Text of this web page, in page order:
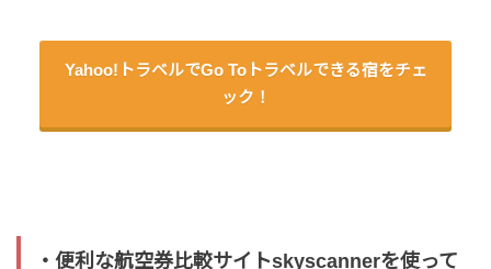
Yahoo!トラベルでGo Toトラベルできる宿をチェ
ック！
・便利な航空券比較サイトskyscannerを使って